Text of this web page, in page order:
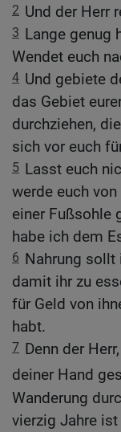
2 Und der Herr
3 Lange genug
Wendet euch
4 Und gebiete
das Gebiet
durchziehen,
sich vor euch
5 Lasst euch
werde euch
einer Fußsohle
habe ich dem
6 Nahrung sollt
damit ihr zu
für Geld von
habt.
7 Denn der
deiner Hand
Wanderung
vierzig Jahre